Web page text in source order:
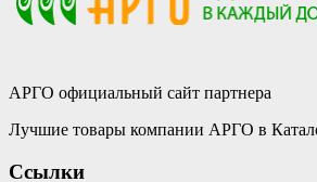
АРГО официальный сайт партнера
Лучшие товары компании АРГО в
Ссылки